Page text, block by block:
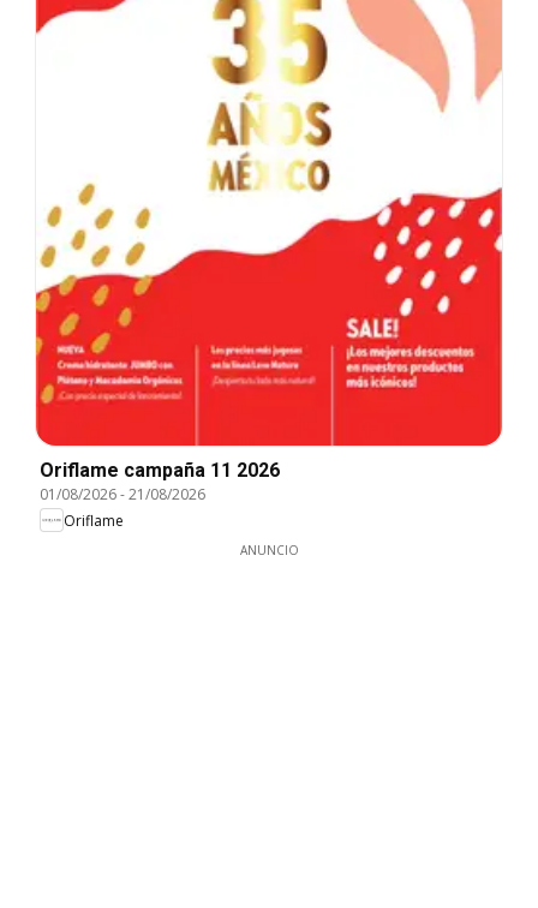
Oriflame campaña 11 2026
01/08/2026-21/08/2026
Oriflame
ANUNCIO